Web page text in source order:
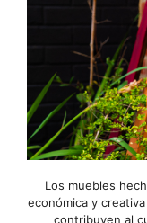
Los muebles
económica y
contribuyen al